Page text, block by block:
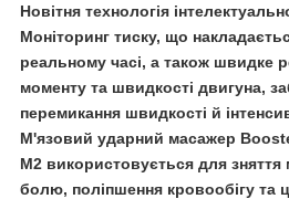
Новітня технологія
Моніторинг тиску, що
реальному часі, а також швидке
моменту та швидкості двигуна,
перемикання швидкості й
М'язовий ударний масажер
M2 використовується для зняття
болю, поліпшення кровообігу та